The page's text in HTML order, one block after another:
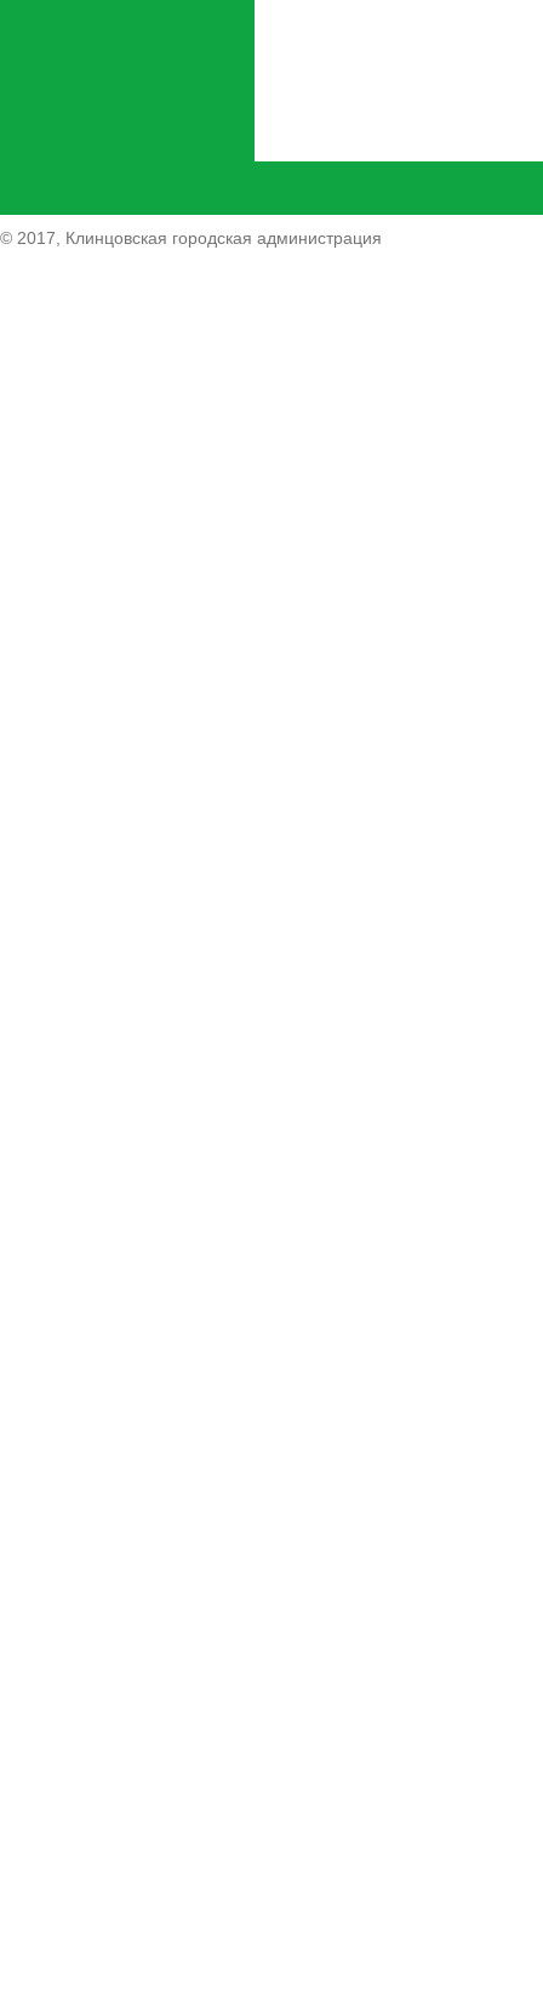
© 2017, Клинцовская городская администрация